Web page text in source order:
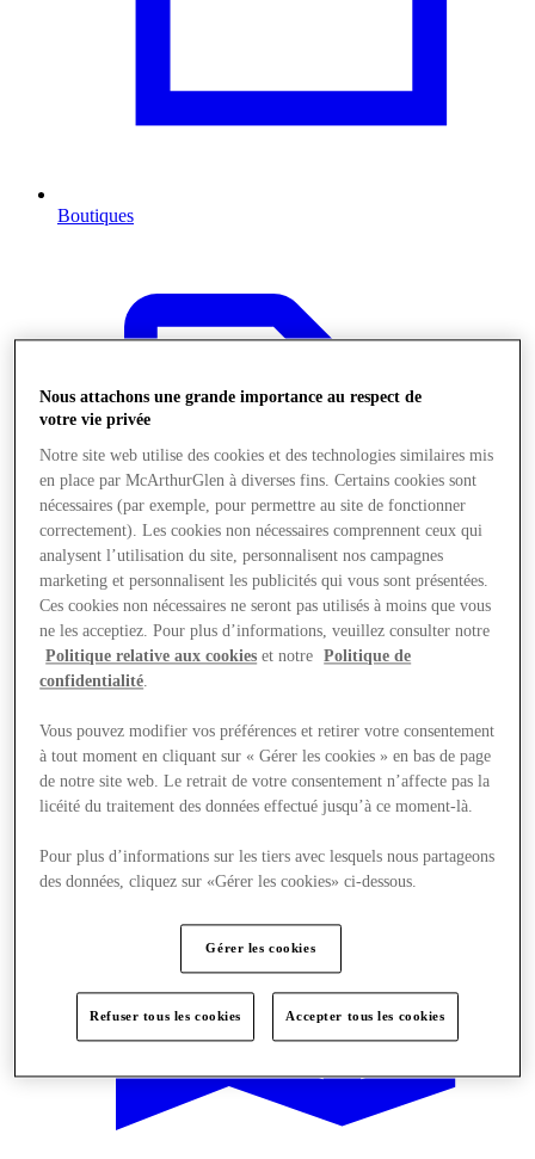
Boutiques
Nous attachons une grande importance au respect de
votre vie privée
Notre site web utilise des cookies et des technologies similaires mis
en place par McArthurGlen à diverses fins. Certains cookies sont
nécessaires (par exemple, pour permettre au site de fonctionner
correctement). Les cookies non nécessaires comprennent ceux qui
analysent l’utilisation du site, personnalisent nos campagnes
marketing et personnalisent les publicités qui vous sont présentées.
Ces cookies non nécessaires ne seront pas utilisés à moins que vous
ne les acceptiez. Pour plus d’informations, veuillez consulter notre
Politique relative aux cookies et notre
Politique de
confidentialité.
Vous pouvez modifier vos préférences et retirer votre consentement
à tout moment en cliquant sur « Gérer les cookies » en bas de page
de notre site web. Le retrait de votre consentement n’affecte pas la
licéité du traitement des données effectué jusqu’à ce moment-là.
Pour plus d’informations sur les tiers avec lesquels nous partageons
des données, cliquez sur «Gérer les cookies» ci-dessous.
Gérer les cookies
Refuser tous les cookies Accepter tous les cookies